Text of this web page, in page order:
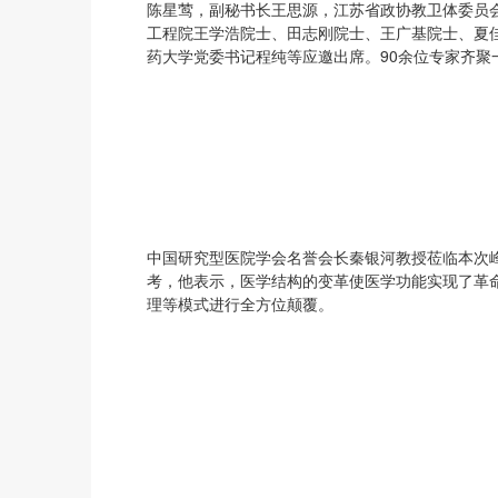
陈星莺，副秘书长王思源，江苏省政协教卫体委
工程院王学浩院士、田志刚院士、王广基院士、
药大学党委书记程纯等应邀出席。90余位专家齐
中国研究型医院学会名誉会长秦银河教授莅临本
考，他表示，医学结构的变革使医学功能实现了
理等模式进行全方位颠覆。